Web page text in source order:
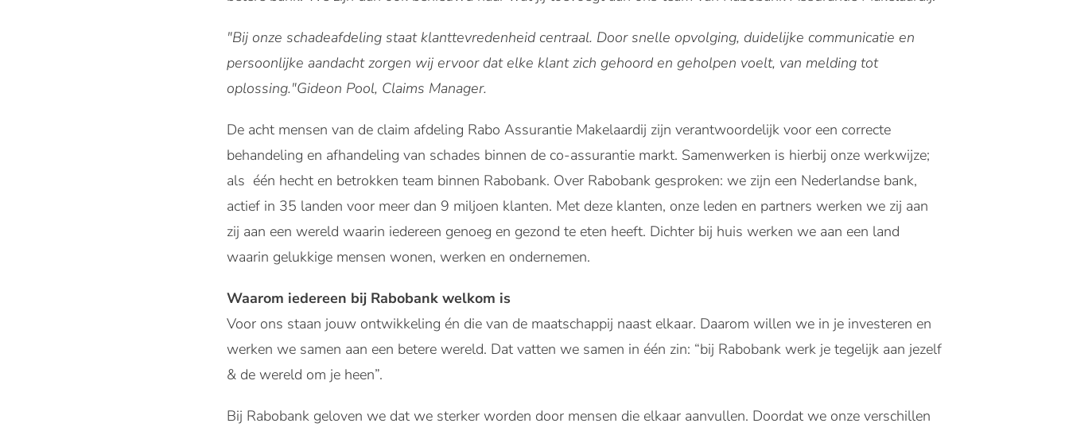
"Bij onze schadeafdeling staat klanttevredenheid centraal. Door snelle opvolging, duidelijke communicatie en
persoonlijke aandacht zorgen wij ervoor dat elke klant zich gehoord en geholpen voelt, van melding tot
oplossing."Gideon Pool, Claims Manager.
De acht mensen van de claim afdeling Rabo Assurantie Makelaardij zijn verantwoordelijk voor een correcte
behandeling en afhandeling van schades binnen de co-assurantie markt. Samenwerken is hierbij onze werkwijze;
als één hecht en betrokken team binnen Rabobank. Over Rabobank gesproken: we zijn een Nederlandse bank,
actief in 35 landen voor meer dan 9 miljoen klanten. Met deze klanten, onze leden en partners werken we zij aan
zij aan een wereld waarin iedereen genoeg en gezond te eten heeft. Dichter bij huis werken we aan een land
waarin gelukkige mensen wonen, werken en ondernemen.
Waarom iedereen bij Rabobank welkom is
Voor ons staan jouw ontwikkeling én die van de maatschappij naast elkaar. Daarom willen we in je investeren en
werken we samen aan een betere wereld. Dat vatten we samen in één zin: “bij Rabobank werk je tegelijk aan jezelf
& de wereld om je heen”.
Bij Rabobank geloven we dat we sterker worden door mensen die elkaar aanvullen. Doordat we onze verschillen